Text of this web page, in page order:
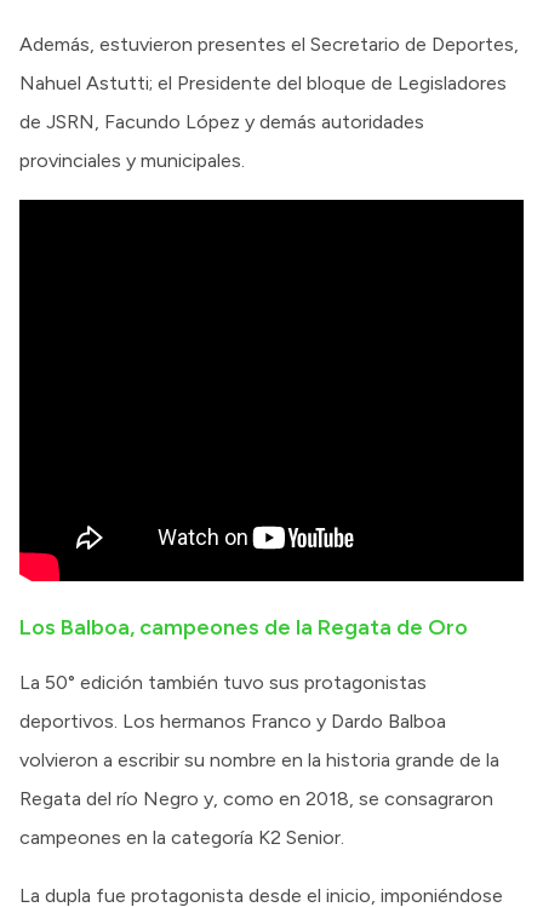
Además, estuvieron presentes el Secretario de Deportes,
Nahuel Astutti; el Presidente del bloque de Legisladores
de JSRN, Facundo López y demás autoridades
provinciales y municipales.
Los Balboa, campeones de la Regata de Oro
La 50° edición también tuvo sus protagonistas
deportivos. Los hermanos Franco y Dardo Balboa
volvieron a escribir su nombre en la historia grande de la
Regata del río Negro y, como en 2018, se consagraron
campeones en la categoría K2 Senior.
La dupla fue protagonista desde el inicio, imponiéndose